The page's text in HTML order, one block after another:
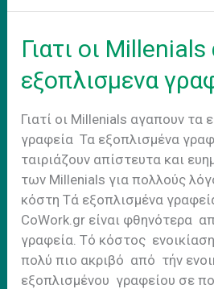
a
Economy
Γιατι οι
εξοπλισμενα
Γιατί οι Millenials αγαπουν τα
γραφεία Τα εξοπλισμένα
ταιριάζουν απίστευτα και
των Millenials για πολλούς
κόστη Tά εξοπλισμένα
CoWork.gr είναι φθηνότερα
γραφεία. Τό κόστος
πολύ πιο ακριβό από τήν
εξοπλισμένου γραφείου σε